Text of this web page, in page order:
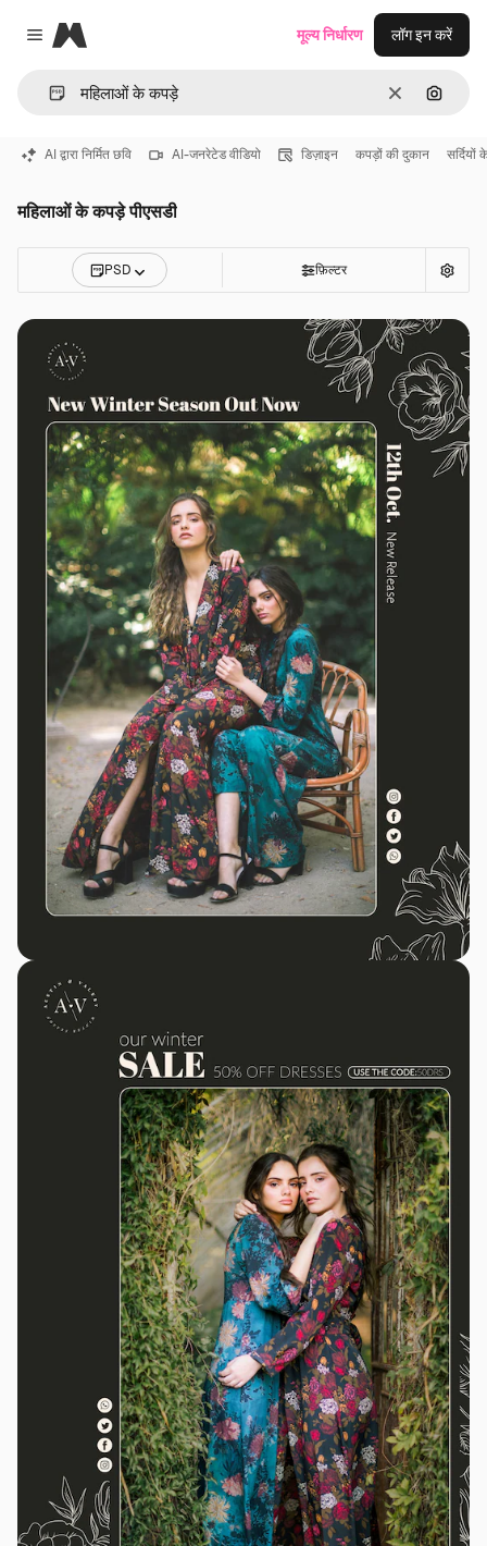
Close menu
Magnific
साफ़ इमेज से
मूल्य निर्धारण लॉग इन करें
AI द्वारा निर्मित छवि AI-जनरेटेड वीडियो डिज़ाइन कपड़ों की दुकान
महिलाओं के कपड़े पीएसडी
PSD फ़िल्टर